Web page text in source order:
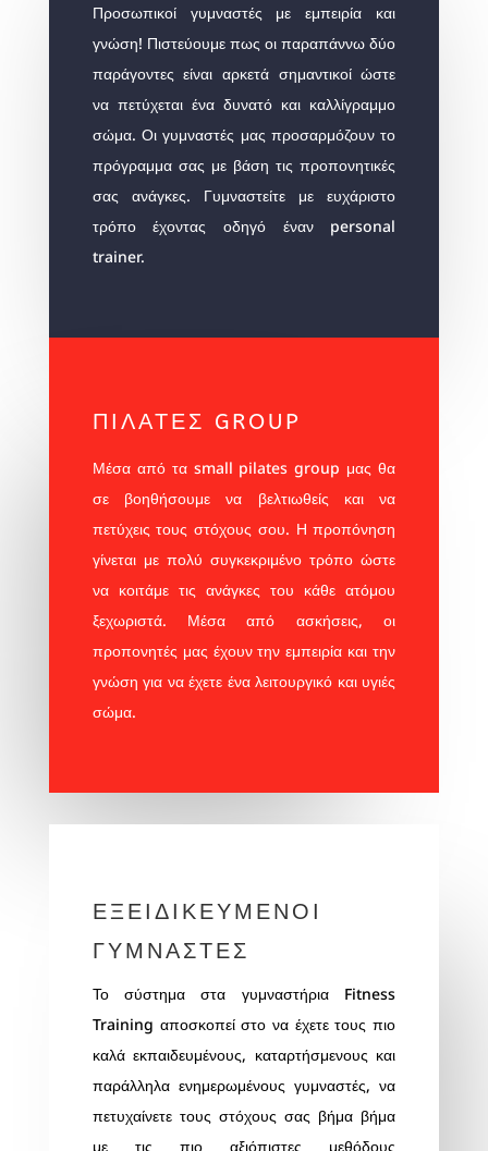
Προσωπικοί γυμναστές με εμπειρία και
γνώση! Πιστεύουμε πως οι παραπάννω δύο
παράγοντες είναι αρκετά σημαντικοί ώστε
να πετύχεται ένα δυνατό και καλλίγραμμο
σώμα. Οι γυμναστές μας προσαρμόζουν το
πρόγραμμα σας με βάση τις προπονητικές
σας ανάγκες. Γυμναστείτε με ευχάριστο
τρόπο έχοντας οδηγό έναν personal
trainer.
ΠΙΛΑΤΕΣ GROUP
Μέσα από τα small pilates group μας θα
σε βοηθήσουμε να βελτιωθείς και να
πετύχεις τους στόχους σου. Η προπόνηση
γίνεται με πολύ συγκεκριμένο τρόπο ώστε
να κοιτάμε τις ανάγκες του κάθε ατόμου
ξεχωριστά. Μέσα από ασκήσεις, οι
προπονητές μας έχουν την εμπειρία και την
γνώση για να έχετε ένα λειτουργικό και υγιές
σώμα.
ΕΞΕΙΔΙΚΕΥΜΕΝΟΙ
ΓΥΜΝΑΣΤΕΣ
Το σύστημα στα γυμναστήρια
Fitness
Training αποσκοπεί στο να έχετε τους πιο
καλά εκπαιδευμένους, καταρτήσμενους και
παράλληλα ενημερωμένους γυμναστές, να
πετυχαίνετε τους στόχους σας βήμα βήμα
με τις πιο αξιόπιστες μεθόδους